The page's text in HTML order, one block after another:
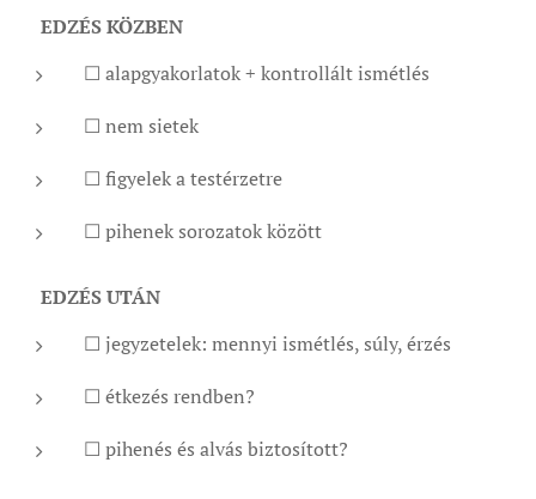
EDZÉS KÖZBEN
☐ alapgyakorlatok + kontrollált ismétlés
☐ nem sietek
☐ figyelek a testérzetre
☐ pihenek sorozatok között
EDZÉS UTÁN
☐ jegyzetelek: mennyi ismétlés, súly, érzés
☐ étkezés rendben?
☐ pihenés és alvás biztosított?